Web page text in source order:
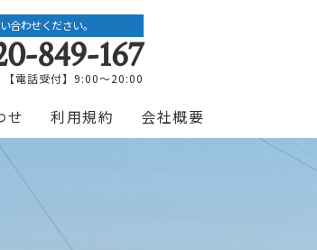
合わせください。
849-167
【電話受付】9:00〜20:00
せ 利用規約 会社概要